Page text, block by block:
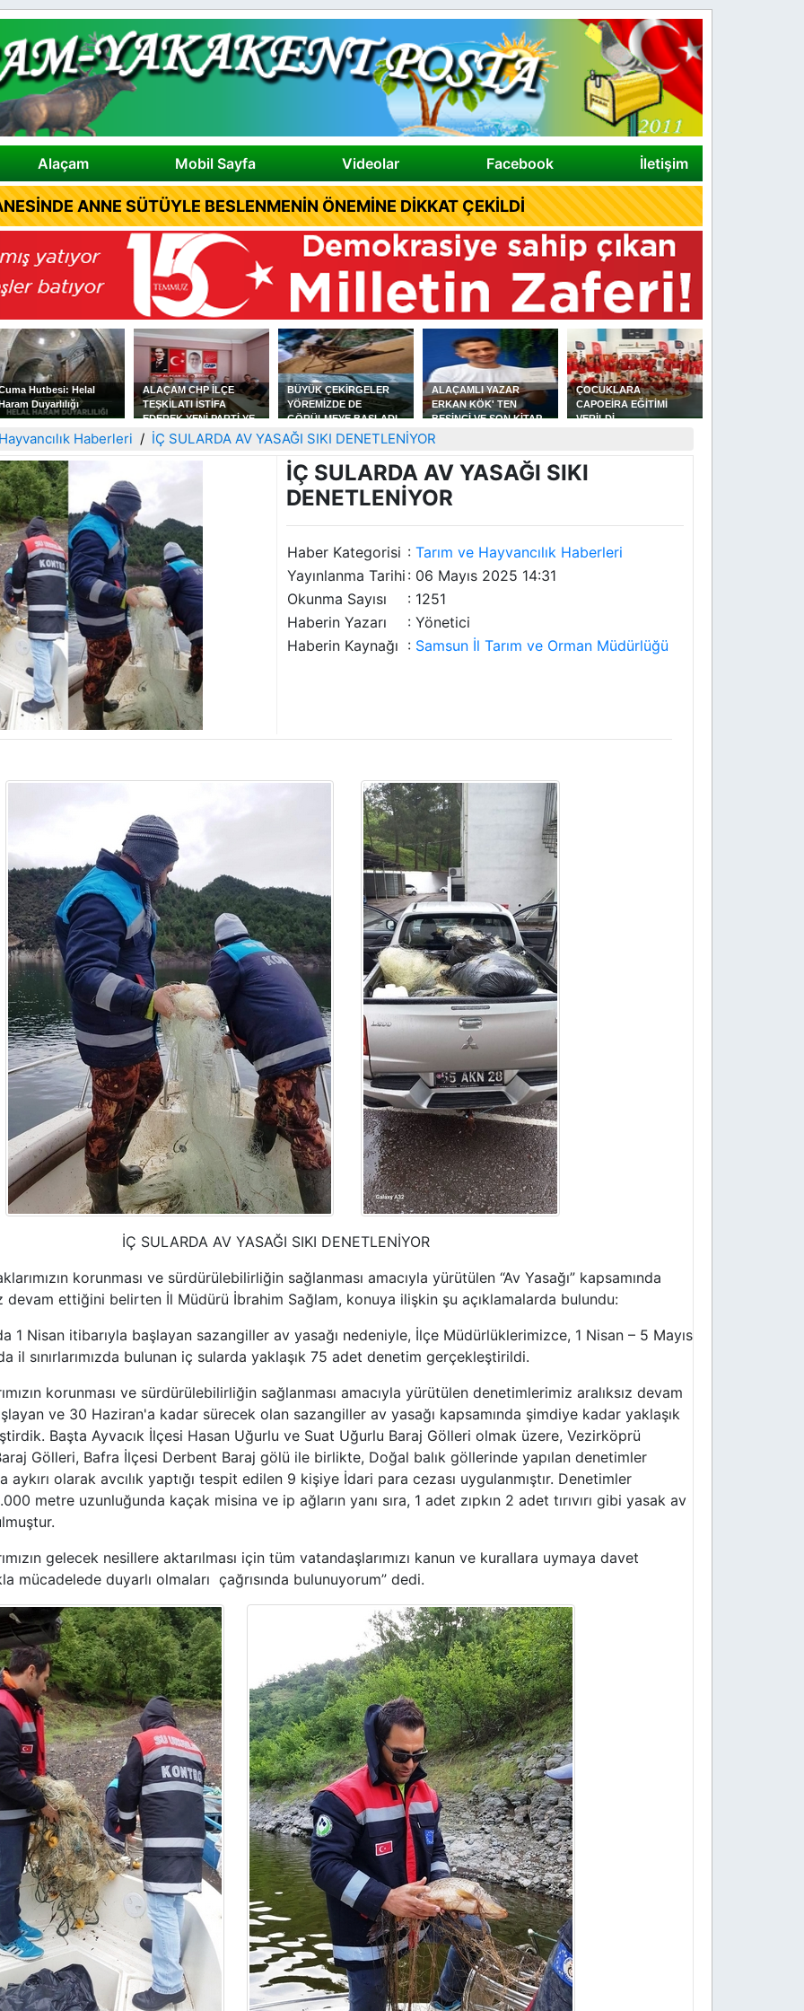
Alaçam Mobil Sayfa Videolar Facebook İletişim
ANNE SÜTÜYLE BESLENMENİN ÖNEMİNE DİKKAT ÇEKİLDİ
Hutbesi: Helal
Duyarlılığı
ALAÇAM CHP İLÇE
TEŞKİLATI İSTİFA
EDEREK YENİ PARTİ YE
KATILDILAR
BÜYÜK ÇEKİRGELER
YÖREMİZDE DE
GÖRÜLMEYE BAŞLADI
ALAÇAMLI YAZAR
ERKAN KÖK' TEN
BEŞİNCİ VE SON KİTAP
AŞKIN OTOPSİ RAPORU
ÇOCUKLARA
CAPOEİRA EĞİTİMİ
VERİLDİ
Haberleri İÇ SULARDA AV YASAĞI SIKI DENETLENİYOR
İÇ SULARDA AV YASAĞI SIKI
DENETLENİYOR
Haber Kategorisi : Tarım ve Hayvancılık Haberleri
Yayınlanma Tarihi : 06 Mayıs 2025 14:31
Okunma Sayısı
: 1251
Haberin Yazarı
: Yönetici
Haberin Kaynağı : Samsun İl Tarım ve Orman Müdürlüğü
İÇ SULARDA AV YASAĞI SIKI DENETLENİYOR
korunması ve sürdürülebilirliğin sağlanması amacıyla yürütülen “Av Yasağı” kapsamında
devam ettiğini belirten İl Müdürü İbrahim Sağlam, konuya ilişkin şu açıklamalarda bulundu:
1 Nisan itibarıyla başlayan sazangiller av yasağı nedeniyle, İlçe Müdürlüklerimizce, 1 Nisan – 5 Mayıs
il sınırlarımızda bulunan iç sularda yaklaşık 75 adet denetim gerçekleştirildi.
korunması ve sürdürülebilirliğin sağlanması amacıyla yürütülen denetimlerimiz aralıksız devam
ve 30 Haziran'a kadar sürecek olan sazangiller av yasağı kapsamında şimdiye kadar yaklaşık
Başta Ayvacık İlçesi Hasan Uğurlu ve Suat Uğurlu Baraj Gölleri olmak üzere, Vezirköprü
Gölleri, Bafra İlçesi Derbent Baraj gölü ile birlikte, Doğal balık göllerinde yapılan denetimler
olarak avcılık yaptığı tespit edilen 9 kişiye İdari para cezası uygulanmıştır. Denetimler
metre uzunluğunda kaçak misina ve ip ağların yanı sıra, 1 adet zıpkın 2 adet tırıvırı gibi yasak av
gelecek nesillere aktarılması için tüm vatandaşlarımızı kanun ve kurallara uymaya davet
mücadelede duyarlı olmaları çağrısında bulunuyorum” dedi.